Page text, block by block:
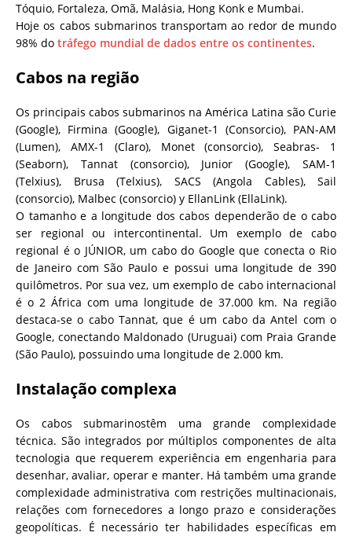
Tóquio, Fortaleza, Omã, Malásia, Hong Konk e Mumbai.
Hoje os cabos submarinos transportam ao redor de mundo
98% do tráfego mundial de dados entre os continentes.
Cabos na região
Os principais cabos submarinos na América Latina são Curie
(Google), Firmina (Google), Giganet-1 (Consorcio), PAN-AM
(Lumen), AMX-1 (Claro), Monet (consorcio), Seabras- 1
(Seaborn), Tannat (consorcio), Junior (Google), SAM-1
(Telxius), Brusa (Telxius), SACS (Angola Cables), Sail
(consorcio), Malbec (consorcio) y EllanLink (EllaLink).
O tamanho e a longitude dos cabos dependerão de o cabo
ser regional ou intercontinental. Um exemplo de cabo
regional é o JÚNIOR, um cabo do Google que conecta o Rio
de Janeiro com São Paulo e possui uma longitude de 390
quilômetros. Por sua vez, um exemplo de cabo internacional
é o 2 África com uma longitude de 37.000 km. Na região
destaca-se o cabo Tannat, que é um cabo da Antel com o
Google, conectando Maldonado (Uruguai) com Praia Grande
(São Paulo), possuindo uma longitude de 2.000 km.
Instalação complexa
Os cabos submarinostêm uma grande complexidade
técnica. São integrados por múltiplos componentes de alta
tecnologia que requerem experiência em engenharia para
desenhar, avaliar, operar e manter. Há também uma grande
complexidade administrativa com restrições multinacionais,
relações com fornecedores a longo prazo e considerações
geopolíticas. É necessário ter habilidades específicas em